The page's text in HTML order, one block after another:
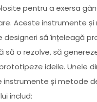
pentru a exersa
Aceste instrumente
designeri să înțeleagă
să o rezolve, să
ideile. Unele
instrumente și metode
includ: